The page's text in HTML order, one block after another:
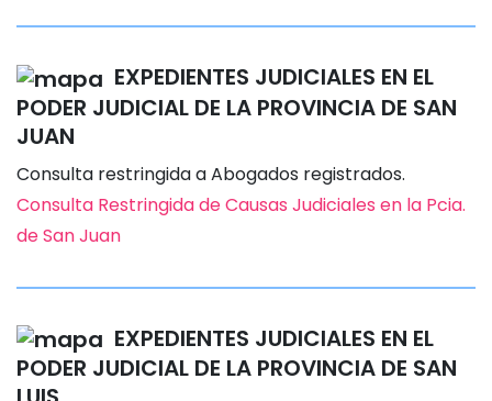
EXPEDIENTES JUDICIALES EN EL
PODER JUDICIAL DE LA PROVINCIA DE SAN
JUAN
Consulta restringida a Abogados registrados.
Consulta Restringida de Causas Judiciales en la Pcia.
de San Juan
EXPEDIENTES JUDICIALES EN EL
PODER JUDICIAL DE LA PROVINCIA DE SAN